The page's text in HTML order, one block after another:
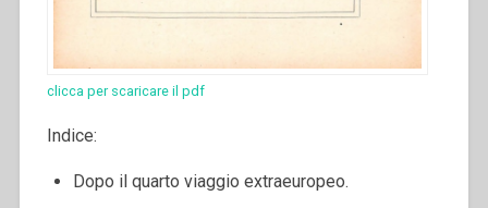
clicca per scaricare il pdf
Indice:
Dopo il quarto viaggio extraeuropeo.